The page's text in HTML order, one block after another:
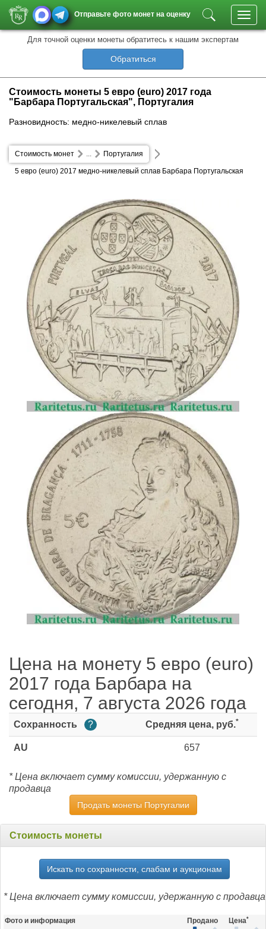
Отправьте фото монет на оценку
Для точной оценки монеты обратитесь к нашим экспертам
Обратиться
Стоимость монеты 5 евро (euro) 2017 года
"Барбара Португальская", Португалия
Разновидность: медно-никелевый сплав
Стоимость монет Португалия
...
5 евро (euro) 2017 медно-никелевый сплав Барбара Португальская
Цена на монету 5 евро (euro)
2017 года Барбара на
сегодня, 7 августа 2026 года
Сохранность ? Средняя цена, руб.*
AU 657
* Цена включает сумму комиссии, удержанную с
продавца
Продать монеты Португалии
Стоимость монеты
Искать по сохранности, слабам и аукционам
* Цена включает сумму комиссии, удержанную с продавца
Фото и информация Продано Цена*